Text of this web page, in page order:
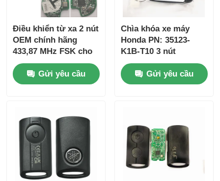
Điều khiển từ xa 2 nút
OEM chính hãng
433,87 MHz FSK cho
Su-zuki Jim-ny 2005-
2017 Không có chip
37182-A7 Chỉ điều
Gửi yêu cầu
Chìa khóa xe máy
Honda PN: 35123-
K1B-T10 3 nút
FSK433.92MHz
ID47chip từ xa
Gửi yêu cầu